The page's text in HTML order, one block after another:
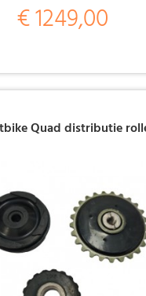
€ 1249,00
Quad distributie